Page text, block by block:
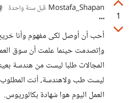
1
Mostafa_Shapan قبل سنة واحدة
وإتصدمت حينما علمت أن سوق
المجالات طلبا ليست من هندسة
ليست طب ولاهندسة، أنت
العمل اليوم هوا شهادة بكالوريوس.